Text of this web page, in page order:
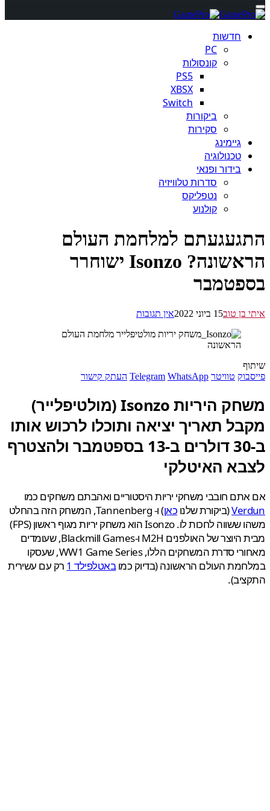
חדשות
PC
קונסולות
PS5
XBSX
Switch
ביקורות
סקירות
גיימינג
טכנולוגיה
בידור ופנאי
סדרות טלוויזיה
נטפליקס
קולנוע
למלחמת העולם
הראשונה? Isonzo ישוחרר
בן טוב15 ביוני 2022 אין תגובות
טוויטר Telegram WhatsApp העתק קישור
משחק היריות Isonzo (מולטיפלייר)
תאריך יציאה ותוכלו לרכוש אותו
ב-30 דולרים ב-13 בספטמבר ולהצטרף
האיטלקי
חובבי משחקי יריות היסטוריים ואהבתם משחקים כמו
(ביקורת שלנוכאן
) ו- Tannenberg, המשחק הזה בהחלט
משהו ששווה לחכות לו. Isonzo הוא משחק יריות מגוף ראשון (FPS)
מבית היוצר של האולפנים M2H ו-Blackmill Games, שעומדים
מאחורי סדרת המשחקים הללו, WW1 Game Series, שעסקו
העולם הראשונה (בדיוק כמובאטלפילד 1 רק עם עשירית